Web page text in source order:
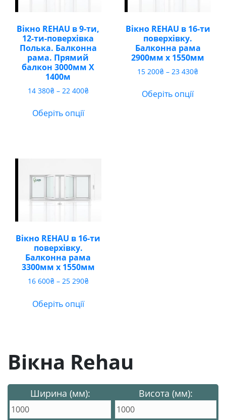
Вікно REHAU в 9-ти,
12-ти-поверхівка
Полька. Балконна
рама. Прямий
балкон 3000мм Х
1400м
14 380₴ – 22 400₴Діапазон
Оберіть опції
Вікно REHAU в 16-ти
поверхівку.
Балконна рама
2900мм х 1550мм
15 200₴ – 23 430₴
Оберіть опції
Вікно REHAU в 16-ти
поверхівку.
Балконна рама
3300мм х 1550мм
16 600₴ – 25 290₴Діапазон
Оберіть опції
Вікна Rehau
Ширина (мм): Висота (мм):